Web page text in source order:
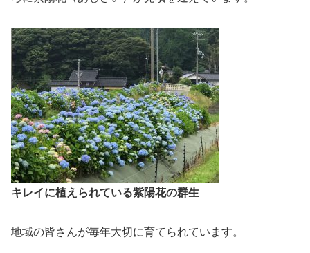
キレイに植えられている紫陽花の群生
地域の皆さんが毎年大切に育てられています。